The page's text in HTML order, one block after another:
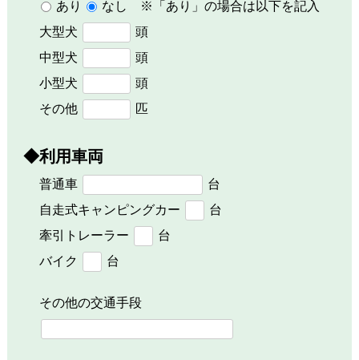
あり
なし ※「あり」の場合は以下を記入
大型犬
頭
中型犬
頭
小型犬
頭
その他
匹
◆利用車両
普通車
台
自走式キャンピングカー
台
牽引トレーラー
台
バイク
台
その他の交通手段